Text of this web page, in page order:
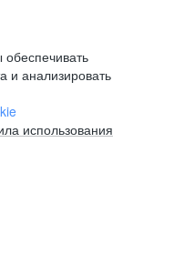
и анализировать
использования